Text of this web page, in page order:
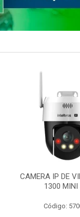
CAMERA IP DE
1300 MINI
Código: